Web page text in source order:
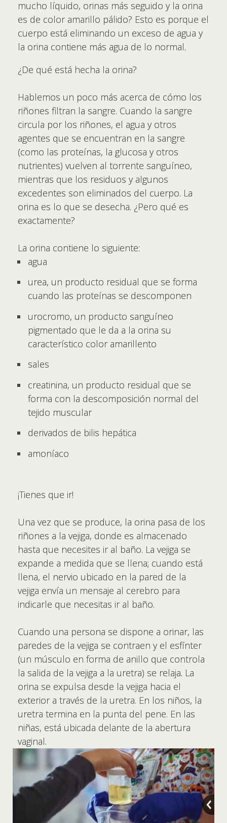
mucho líquido, orinas más seguido y la orina
es de color amarillo pálido? Esto es porque el
cuerpo está eliminando un exceso de agua y
la orina contiene más agua de lo normal.
¿De qué está hecha la orina?
Hablemos un poco más acerca de cómo los
riñones filtran la sangre. Cuando la sangre
circula por los riñones, el agua y otros
agentes que se encuentran en la sangre
(como las proteínas, la glucosa y otros
nutrientes) vuelven al torrente sanguíneo,
mientras que los residuos y algunos
excedentes son eliminados del cuerpo. La
orina es lo que se desecha. ¿Pero qué es
exactamente?
La orina contiene lo siguiente:
agua
urea, un producto residual que se forma
cuando las proteínas se descomponen
urocromo, un producto sanguíneo
pigmentado que le da a la orina su
característico color amarillento
sales
creatinina, un producto residual que se
forma con la descomposición normal del
tejido muscular
derivados de bilis hepática
amoníaco
¡Tienes que ir!
Una vez que se produce, la orina pasa de los
riñones a la vejiga, donde es almacenado
hasta que necesites ir al baño. La vejiga se
expande a medida que se llena; cuando está
llena, el nervio ubicado en la pared de la
vejiga envía un mensaje al cerebro para
indicarle que necesitas ir al baño.
Cuando una persona se dispone a orinar, las
paredes de la vejiga se contraen y el esfínter
(un músculo en forma de anillo que controla
la salida de la vejiga a la uretra) se relaja. La
orina se expulsa desde la vejiga hacia el
exterior a través de la uretra. En los niños, la
uretra termina en la punta del pene. En las
niñas, está ubicada delante de la abertura
vaginal.